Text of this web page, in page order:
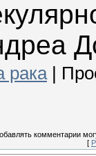
рака|
комментарии
[